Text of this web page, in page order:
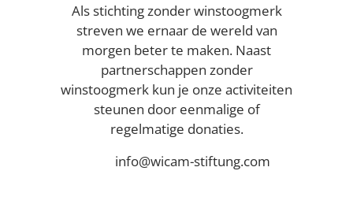
Als stichting zonder winstoogmerk
streven we ernaar de wereld van
morgen beter te maken. Naast
partnerschappen zonder
winstoogmerk kun je onze activiteiten
steunen door eenmalige of
regelmatige donaties.
info@wicam-stiftung.com